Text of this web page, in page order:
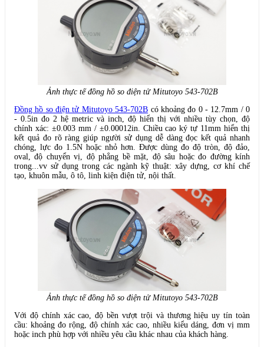
Ảnh thực tế đồng hồ so điện tử Mitutoyo 543-702B
Đồng hồ so điện tử Mitutoyo 543-702B có khoảng đo 0 - 12.7mm / 0
- 0.5in đo 2 hệ metric và inch, độ hiển thị với nhiều tùy chọn, độ
chính xác: ±0.003 mm / ±0.00012in. Chiều cao ký tự 11mm hiển thị
kết quả đo rõ ràng giúp người sử dụng dễ dàng đọc kết quả nhanh
chóng, lực đo 1.5N hoặc nhỏ hơn. Được dùng đo độ tròn, độ đảo,
oval, độ chuyển vị, độ phẳng bề mặt, độ sâu hoặc đo đường kính
trong...vv sử dụng trong các ngành kỹ thuật: xây dựng, cơ khí chế
tạo, khuôn mẫu, ô tô, linh kiện điện tử, nội thất.
Ảnh thực tế đồng hồ so điện tử Mitutoyo 543-702B
Với độ chính xác cao, độ bền vượt trội và thương hiệu uy tín toàn
cầu: khoảng đo rộng, độ chính xác cao, nhiều kiểu dáng, đơn vị mm
hoặc inch phù hợp với nhiều yêu cầu khác nhau của khách hàng.